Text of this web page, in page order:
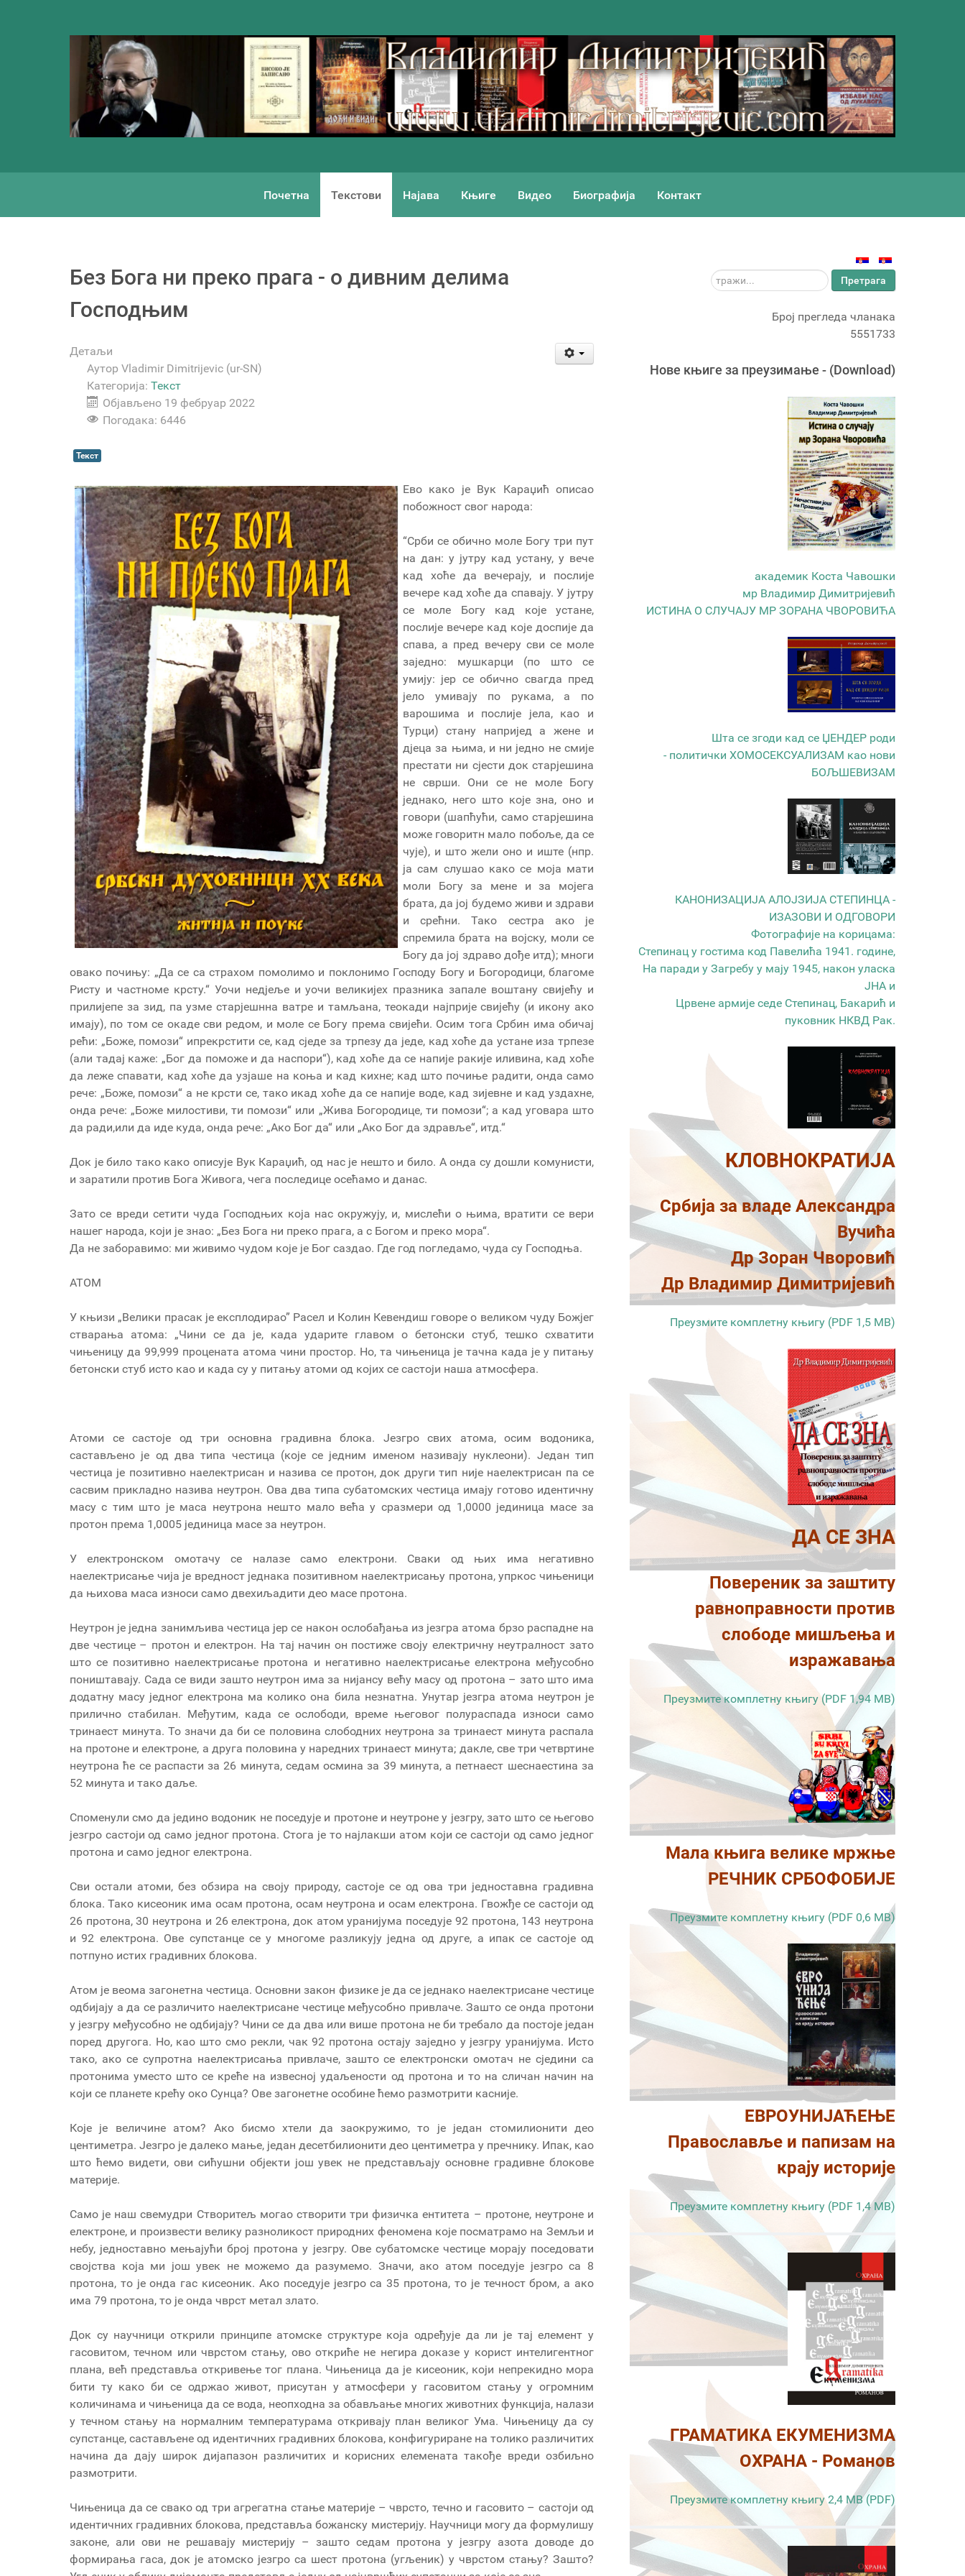
Почетна Текстови Најава Књиге Видео Биографија Контакт
Без Бога ни преко прага - о дивним делима
Господњим
Детаљи
Аутор Vladimir Dimitrijevic (ur-SN)
Категорија: Текст
Објављено 19 фебруар 2022
Погодака: 6446
Текст
Ево како је Вук Караџић описао
побожност свог народа:
“Срби сe обично моле Богу три пут
на дан: у јутру кад устану, у вече
кад хоће да вечерају, и послије
вечере кад хоће да спавају. У јутру
се моле Богу кад које устане,
послије вечере кад које доспије да
спава, а пред вечеру сви се моле
заједно: мушкарци (по што се
умију: јер се обично свагда пред
јело умивају по рукама, а по
варошима и послије јела, као и
Турци) стану напријед а жене и
дјеца зa њима, и ни једно не смије
престати ни сјести док старјешина
не сврши. Они сe не моле Богу
једнако, него што које зна, оно и
говори (шапћући, само старјешина
може говоритн мало побоље, да се
чује), и што жели оно и иште (нпр.
ја сам слушао како се моја мати
моли Богу за мене и зa мојега
брата, да јој будемо живи и здрави
и срећни. Тако сестра ако је
спремила брата на војску, моли се
Богу да јој здраво дође итд); многи
овако почињу: „Да се са страхом помолимо и поклонимо Господу Богу и Богородици, благоме
Ристу и частноме крсту.“ Уочи недјеље и уочи великијех празника запале воштану свијећу и
прилијепе за зид, па узме старјешнна ватре и тамљана, теокади најприје свијећу (и икону ако
имају), пo том се окаде сви редом, и моле се Богу према свијећи. Осим тога Србин има обичај
рећи: „Боже, помози“ ипрекрстити се, кад сједе за трпезу да једе, кад хоће да устане иза трпезе
(али тадај каже: „Бог да поможе и да наспори“), кад хоће да се напије ракије иливина, кад хоће
да леже спавати, кад хоће да узјаше на коња и кад кихне; кад што почиње радити, онда само
рече: „Боже, помози“ а не крсти се, тако икад хоће да се напије воде, кад зијевне и кад уздахне,
онда рече: „Боже милостиви, ти помози“ или „Жива Богородице, ти помози“; а кад уговара што
да ради,или да иде куда, онда рече: „Ако Бог да“ или „Ако Бог да здравље“, итд.“
Док је било тако како описује Вук Караџић, од нас је нешто и било. А онда су дошли комунисти,
и заратили против Бога Живога, чега последице осећамо и данас.
Зато се вреди сетити чуда Господњих која нас окружују, и, мислећи о њима, вратити се вери
нашег народа, који је знао: „Без Бога ни преко прага, а с Богом и преко мора“.
Да не заборавимо: ми живимо чудом које је Бог саздао. Где год погледамо, чуда су Господња.
АТОМ
У књизи „Велики прасак је експлодирао” Расел и Колин Кевендиш говоре о великом чуду Божјег
стварања атома: „Чини се да је, када ударите главом о бетонски стуб, тешко схватити
чињеницу да 99,999 процената атома чини простор. Но, та чињеница је тачна када је у питању
бетонски стуб исто као и када су у питању атоми од којих се састоји наша атмосфера.
Атоми се састоје од три основна градивна блока. Језгро свих атома, осим водоника,
састављено је од два типа честица (које се једним именом називају нуклеони). Један тип
честица је позитивно наелектрисан и назива се протон, док други тип није наелектрисан па се
сасвим прикладно назива неутрон. Ова два типа субатомских честица имају готово идентичну
масу с тим што је маса неутрона нешто мало већа у сразмери од 1,0000 јединица масе за
протон према 1,0005 јединица масе за неутрон.
У електронском омотачу се налазе само електрони. Сваки од њих има негативно
наелектрисање чија је вредност једнака позитивном наелектрисању протона, упркос чињеници
да њихова маса износи само двехиљадити део масе протона.
Неутрон је једна занимљива честица јер се након ослобађања из језгра атома брзо распадне на
две честице – протон и електрон. На тај начин он постиже своју електричну неутралност зато
што се позитивно наелектрисање протона и негативно наелектрисање електрона међусобно
поништавају. Сада се види зашто неутрон има за нијансу већу масу од протона – зато што има
додатну масу једног електрона ма колико она била незнатна. Унутар језгра атома неутрон је
прилично стабилан. Међутим, када се ослободи, време његовог полураспада износи само
тринаест минута. То значи да би се половина слободних неутрона за тринаест минута распала
на протоне и електроне, а друга половина у наредних тринаест минута; дакле, све три четвртине
неутрона ће се распасти за 26 минута, седам осмина за 39 минута, а петнаест шеснаестина за
52 минута и тако даље.
Споменули смо да једино водоник не поседује и протоне и неутроне у језгру, зато што се његово
језгро састоји од само једног протона. Стога је то најлакши атом који се састоји од само једног
протона и само једног електрона.
Сви остали атоми, без обзира на своју природу, састоје се од ова три једноставна градивна
блока. Тако кисеоник има осам протона, осам неутрона и осам електрона. Гвожђе се састоји од
26 протона, 30 неутрона и 26 електрона, док атом уранијума поседује 92 протона, 143 неутрона
и 92 електрона. Ове супстанце се у многоме разликују једна од друге, а ипак се састоје од
потпуно истих градивних блокова.
Атом је веома загонетна честица. Основни закон физике је да се једнако наелектрисане честице
одбијају а да се различито наелектрисане честице међусобно привлаче. Зашто се онда протони
у језгру међусобно не одбијају? Чини се да два или више протона не би требало да постоје један
поред другога. Но, као што смо рекли, чак 92 протона остају заједно у језгру уранијума. Исто
тако, ако се супротна наелектрисања привлаче, зашто се електронски омотач не сједини са
протонима уместо што се креће на извесној удаљености од протона и то на сличан начин на
који се планете крећу око Сунца? Ове загонетне особине ћемо размотрити касније.
Које је величине атом? Ако бисмо хтели да заокружимо, то је један стомилионити део
центиметра. Језгро је далеко мање, један десетбилионити део центиметра у пречнику. Ипак, као
што ћемо видети, ови сићушни објекти још увек не представљају основне градивне блокове
материје.
Само је наш свемудри Створитељ могао створити три физичка ентитета – протоне, неутроне и
електроне, и произвести велику разноликост природних феномена које посматрамо на Земљи и
небу, једноставно мењајући број протона у језгру. Ове субатомске честице морају поседовати
својства која ми још увек не можемо да разумемо. Значи, ако атом поседује језгро са 8
протона, то је онда гас кисеоник. Ако поседује језгро са 35 протона, то је течност бром, а ако
има 79 протона, то је онда чврст метал злато.
Док су научници открили принципе атомске структуре која одређује да ли је тај елемент у
гасовитом, течном или чврстом стању, ово откриће не негира доказе у корист интелигентног
плана, већ представља откривење тог плана. Чињеница да је кисеоник, који непрекидно мора
бити ту како би се одржао живот, присутан у атмосфери у гасовитом стању у огромним
количинама и чињеница да се вода, неопходна за обављање многих животних функција, налази
у течном стању на нормалним температурама откривају план великог Ума. Чињеницу да су
супстанце, састављене од идентичних градивних блокова, конфигуриране на толико различитих
начина да дају широк дијапазон различитих и корисних елемената такође вреди озбиљно
размотрити.
Чињеница да се свако од три агрегатна стање материје – чврсто, течно и гасовито – састоји од
идентичних градивних блокова, представља божанску мистерију. Научници могу да формулишу
законе, али ови не решавају мистерију – зашто седам протона у језгру азота доводе до
формирања гаса, док је атомско језгро са шест протона (угљеник) у чврстом стању? Зашто?
тражи... Претрага
Број прегледа чланака
5551733
Новe књигe за преузимање - (Download)
академик Коста Чавошки
мр Владимир Димитријевић
ИСТИНА О СЛУЧАЈУ МР ЗОРАНА ЧВОРОВИЋА
Шта се згоди кад се ЏЕНДЕР роди
- политички ХОМОСЕКСУАЛИЗАМ као нови
БОЉШЕВИЗАМ
КАНОНИЗАЦИЈА АЛОЈЗИЈА СТЕПИНЦА -
ИЗАЗОВИ И ОДГОВОРИ
Фотографије на корицама:
Степинац у гостима код Павелића 1941. године,
На паради у Загребу у мају 1945, након уласка
ЈНА и
Црвене армије седе Степинац, Бакарић и
пуковник НКВД Рак.
КЛОВНОКРАТИЈА
Србија за владе Александра
Вучића
Др Зоран Чворовић
Др Владимир Димитријевић
Преузмите комплетну књигу (PDF 1,5 MB)
ДА СЕ ЗНА
Повереник за заштиту
равноправности против
слободе мишљења и
изражавања
Преузмите комплетну књигу (PDF 1,94 MB)
Мала књига велике мржње
РЕЧНИК СРБОФОБИЈЕ
Преузмите комплетну књигу (PDF 0,6 MB)
ЕВРОУНИЈАЋЕЊЕ
Православље и папизам на
крају историје
Преузмите комплетну књигу (PDF 1,4 MB)
ГРАМАТИКА ЕКУМЕНИЗМА
ОХРАНА - Романов
Преузмите комплетну књигу 2,4 MB (PDF)